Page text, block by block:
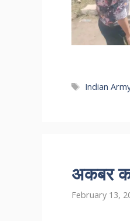
Tags
Indian
अकबर
February 13,